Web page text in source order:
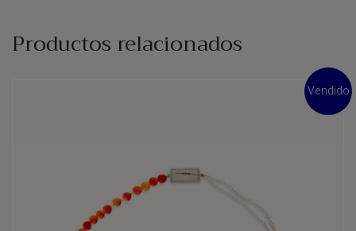
Productos relacionados
Vendido